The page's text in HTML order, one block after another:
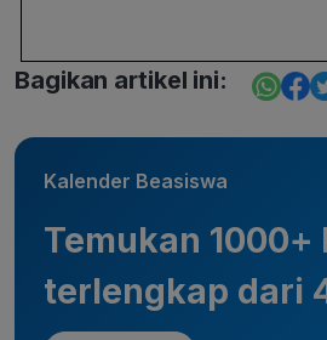
Bagikan artikel ini:
Kalender Beasiswa
Temukan 1000+
terlengkap dari